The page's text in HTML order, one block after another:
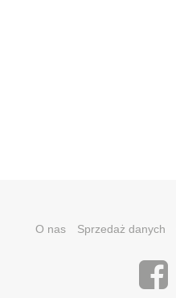
O nas Sprzedaż danych